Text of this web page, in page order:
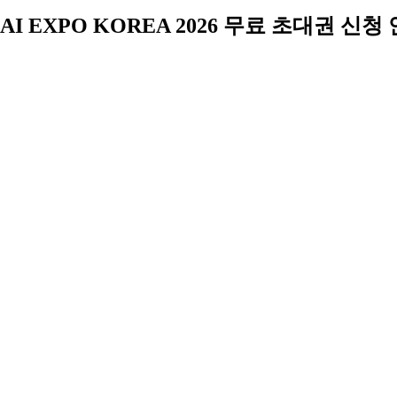
AI EXPO KOREA 2026 무료 초대권 신청